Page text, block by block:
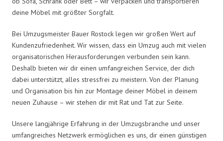
deine Möbel mit größter Sorgfalt.
Bei Umzugsmeister Bauer Rostock legen wir großen Wert auf
Kundenzufriedenheit. Wir wissen, dass ein Umzug auch mit vielen
organisatorischen Herausforderungen verbunden sein kann.
Deshalb bieten wir dir einen umfangreichen Service, der dich
dabei unterstützt, alles stressfrei zu meistern. Von der Planung
und Organisation bis hin zur Montage deiner Möbel in deinem
neuen Zuhause – wir stehen dir mit Rat und Tat zur Seite.
Unsere langjährige Erfahrung in der Umzugsbranche und unser
umfangreiches Netzwerk ermöglichen es uns, dir einen günstigen